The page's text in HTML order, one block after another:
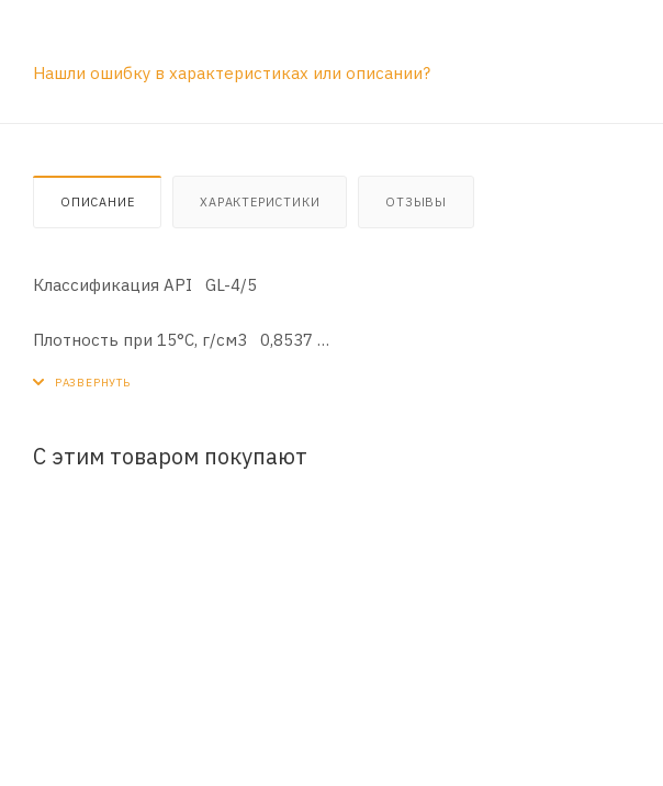
Нашли ошибку в характеристиках или описании?
ОПИСАНИЕ ХАРАКТЕРИСТИКИ ОТЗЫВЫ
Классификация API GL-4/5
Плотность при 15°C, г/см3 0,8537
Кин. вязкость при 100°С, мм2/с 14,25
С этим товаром покупают